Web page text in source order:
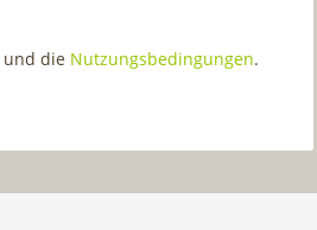
und die Nutzungsbedingungen.